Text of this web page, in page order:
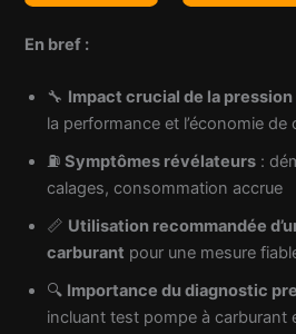
mesure de
pression
dispositif de
vérification de
pompe
d'injection de
carburant
Caoutchouc
En bref :
🔧 Impact crucial de la
la performance et l’économie de
⛽Symptômes révélateurs :
calages, consommation accrue
📏 Utilisation recommandée
carburant pour une mesure
🔍 Importance du diagnostic
incluant test pompe à carburant